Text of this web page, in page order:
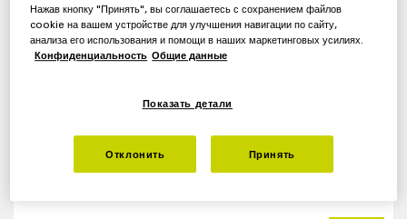
Нажав кнопку "Принять", вы соглашаетесь с сохранением файлов
cookie на вашем устройстве для улучшения навигации по сайту,
анализа его использования и помощи в наших маркетинговых усилиях.
Конфиденциальность Общие данные
Показать детали
Отклонить Принять